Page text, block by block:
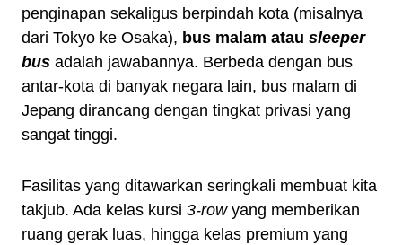
penginapan sekaligus berpindah kota (misalnya
dari Tokyo ke Osaka), bus malam atau sleeper
bus adalah jawabannya. Berbeda dengan bus
antar-kota di banyak negara lain, bus malam di
Jepang dirancang dengan tingkat privasi yang
sangat tinggi.
Fasilitas yang ditawarkan seringkali membuat kita
takjub. Ada kelas kursi 3-rowyang memberikan
ruang gerak luas, hingga kelas premium yang